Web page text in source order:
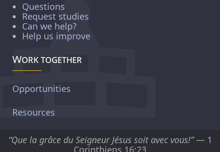
Questions
Request studies
Can we help?
Help us improve
Work together
Opportunities
Resources
“Que la grâce du Seigneur Jésus soit avec vous!”— 1
Corinthiens 16:23